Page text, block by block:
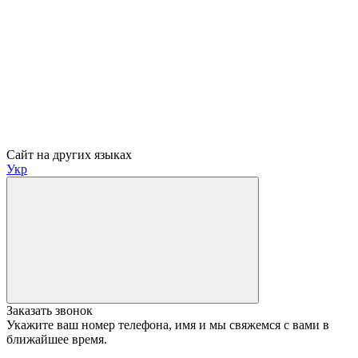
Сайт на других языках
Укр
Заказать звонок
Укажите ваш номер телефона, имя и мы свяжемся с вами в
ближайшее время.